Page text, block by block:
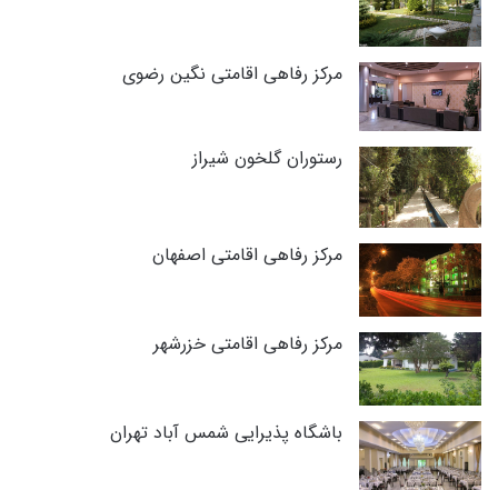
مرکز رفاهی اقامتی نگین رضوی
رستوران گلخون شیراز
مرکز رفاهی اقامتی اصفهان
مرکز رفاهی اقامتی خزرشهر
باشگاه پذیرایی شمس آباد تهران